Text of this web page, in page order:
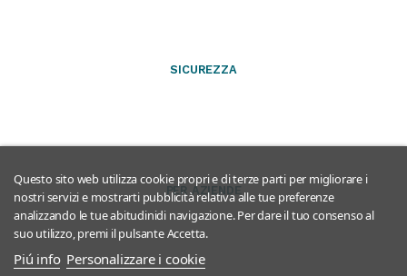
SICUREZZA
PER AZIENDE
Questo sito web utilizza cookie propri e di terze parti per migliorare i
nostri servizi e mostrarti pubblicità relativa alle tue preferenze
analizzando le tue abitudinidi navigazione. Per dare il tuo consenso al
suo utilizzo, premi il pulsante Accetta.
Piú info Personalizzare i cookie